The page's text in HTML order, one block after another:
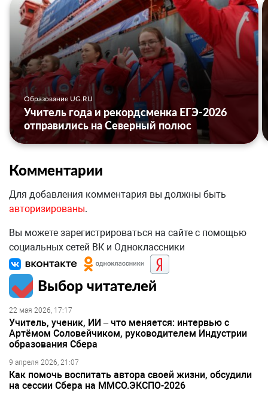
Образование UG.RU
Учитель года и рекордсменка ЕГЭ-2026
отправились на Северный полюс
Комментарии
Для добавления комментария вы должны быть
авторизированы.
Вы можете зарегистрироваться на сайте с помощью
социальных сетей ВК и Одноклассники
Выбор читателей
22 мая 2026, 17:17
Учитель, ученик, ИИ – что меняется: интервью с
Артёмом Соловейчиком, руководителем Индустрии
образования Сбера
9 апреля 2026, 21:07
Как помочь воспитать автора своей жизни, обсудили
на сессии Сбера на ММСО.ЭКСПО-2026